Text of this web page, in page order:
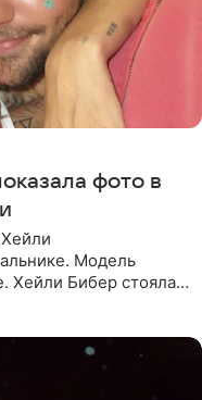
фото в
Модель
Хейли Бибер стояла